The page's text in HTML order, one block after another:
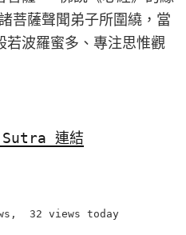
菩薩聲聞弟子所圍繞，當
波羅蜜多、專注思惟觀
Sutra 連結
32 views today